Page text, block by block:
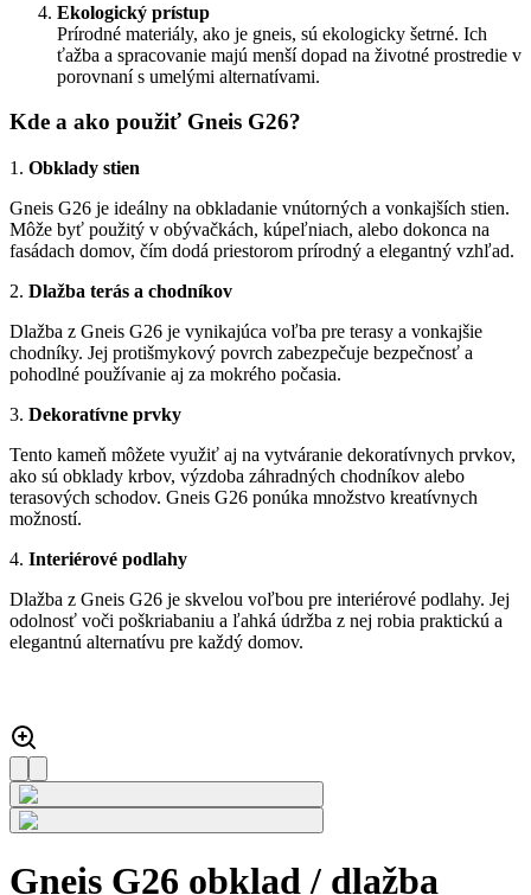
Ekologický prístup
Prírodné materiály, ako je gneis, sú ekologicky šetrné. Ich
ťažba a spracovanie majú menší dopad na životné prostredie v
porovnaní s umelými alternatívami.
Kde a ako použiť Gneis G26?
1. Obklady stien
Gneis G26 je ideálny na obkladanie vnútorných a vonkajších stien.
Môže byť použitý v obývačkách, kúpeľniach, alebo dokonca na
fasádach domov, čím dodá priestorom prírodný a elegantný vzhľad.
2. Dlažba terás a chodníkov
Dlažba z Gneis G26 je vynikajúca voľba pre terasy a vonkajšie
chodníky. Jej protišmykový povrch zabezpečuje bezpečnosť a
pohodlné používanie aj za mokrého počasia.
3. Dekoratívne prvky
Tento kameň môžete využiť aj na vytváranie dekoratívnych prvkov,
ako sú obklady krbov, výzdoba záhradných chodníkov alebo
terasových schodov. Gneis G26 ponúka množstvo kreatívnych
možností.
4. Interiérové podlahy
Dlažba z Gneis G26 je skvelou voľbou pre interiérové podlahy. Jej
odolnosť voči poškriabaniu a ľahká údržba z nej robia praktickú a
elegantnú alternatívu pre každý domov.
Gneis G26 obklad / dlažba